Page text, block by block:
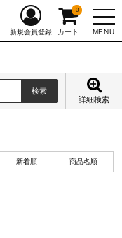
MENU
新規会員登録 カート
0
詳細検索
新着順 商品名順